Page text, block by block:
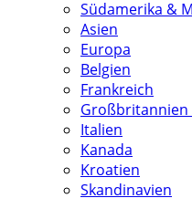
Südamerika &
Asien
Europa
Belgien
Frankreich
Großbritannien
Italien
Kanada
Kroatien
Skandinavien